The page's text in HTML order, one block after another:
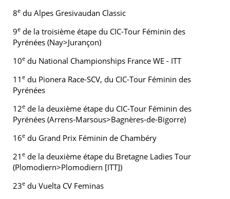
8e du Alpes Gresivaudan Classic
9e de la troisième étape du CIC-Tour Féminin des
Pyrénées (Nay>Jurançon)
10e du National Championships France WE - ITT
11 e du Pionera Race-SCV, du CIC-Tour Féminin des
Pyrénées
12e de la deuxième étape du CIC-Tour Féminin des
Pyrénées (Arrens-Marsous>Bagnères-de-Bigorre)
16e du Grand Prix Féminin de Chambéry
21 e de la deuxième étape du Bretagne Ladies Tour
(Plomodiern>Plomodiern [ITT])
23e du Vuelta CV Feminas